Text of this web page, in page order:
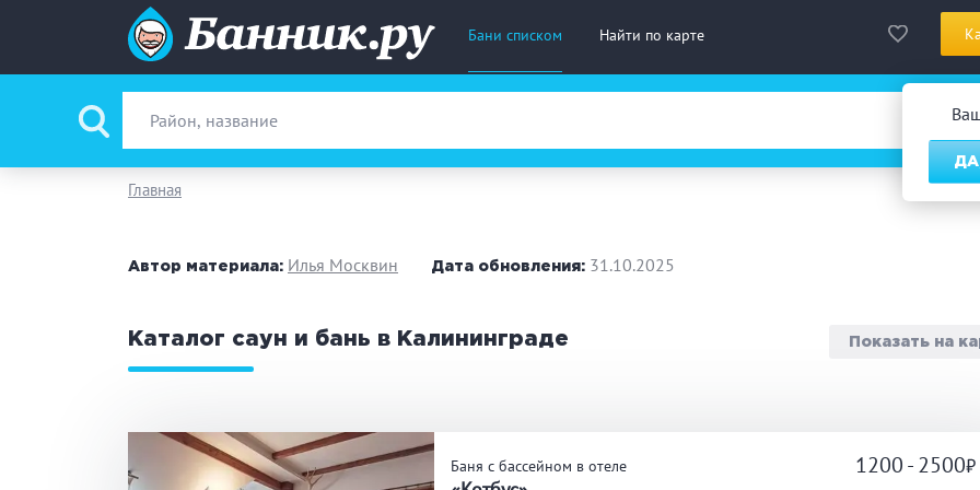
Бани списком Найти по карте
Вид парной На
Вместимость
Банные услуги
Кедровая бочка
Главная
Автор материала: Илья Москвин Дата обновления: 31.10.2025
Каталог саун и бань в Калининграде Показать на
Баня с бассейном в отеле 1200 - 2500